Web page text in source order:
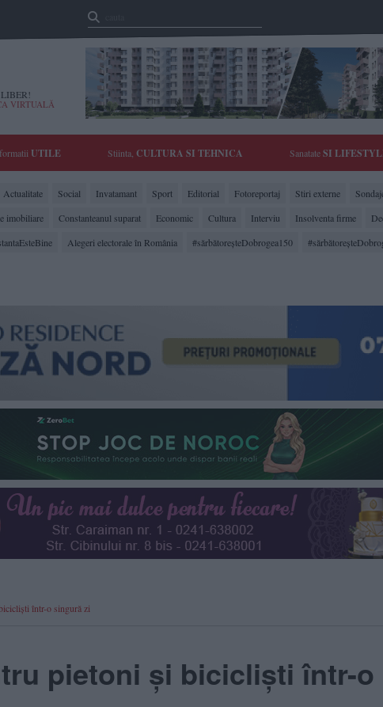
VIRTUALĂ
UTILE Stiinta, CULTURA SI TEHNICA SanatateSI
Actualitate Social Invatamant Sport Editorial Fotoreportaj Stiri externe
imobiliare Constanteanul suparat Economic Cultura Interviu Insolventa firme
Alegeri electorale în România #sărbătoreşteDobrogea150
într-o singură zi
pietoni și bicicliști într-o